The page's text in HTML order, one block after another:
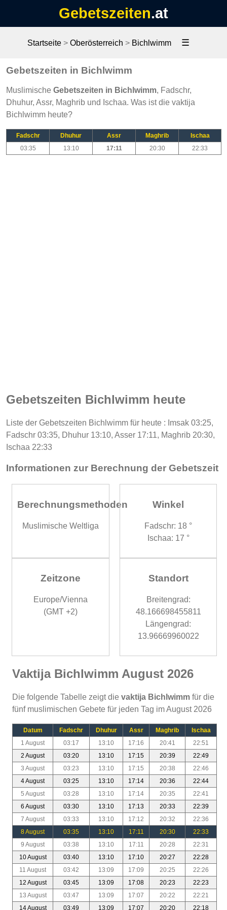
Gebetszeiten.at
Startseite > Oberösterreich > Bichlwimm ☰
Gebetszeiten in Bichlwimm
Muslimische Gebetszeiten in Bichlwimm, Fadschr,
Dhuhur, Assr, Maghrib und Ischaa. Was ist die vaktija
Bichlwimm heute?
Fadschr Dhuhur Assr Maghrib
Ischaa
03:35
13:10 17:11 20:30 22:33
Gebetszeiten Bichlwimm heute
Liste der Gebetszeiten Bichlwimm für heute : Imsak 03:25,
Fadschr 03:35, Dhuhur 13:10, Asser 17:11, Maghrib 20:30,
Ischaa 22:33
Informationen zur Berechnung der Gebetszeit
Berechnungsmethoden
Muslimische Weltliga
Winkel
Fadschr: 18 °
Ischaa: 17 °
Zeitzone
Europe/Vienna
(GMT +2)
Standort
Breitengrad:
48.166698455811
Längengrad:
13.96669960022
Vaktija Bichlwimm August 2026
Die folgende Tabelle zeigt die vaktija Bichlwimm für die
fünf muslimischen Gebete für jeden Tag im August 2026
Datum Fadschr Dhuhur Assr Maghrib
Ischaa
1 August
03:17 13:10 17:16 20:41
22:51
2 August
03:20 13:10 17:15 20:39
22:49
3 August
03:23 13:10 17:15 20:38
22:46
4 August
03:25 13:10 17:14 20:36
22:44
5 August
03:28 13:10 17:14 20:35
22:41
6 August
03:30 13:10 17:13 20:33
22:39
7 August
03:33 13:10 17:12 20:32
22:36
8 August
03:35 13:10 17:11 20:30
22:33
9 August
03:38 13:10 17:11 20:28
22:31
10 August
03:40 13:10 17:10 20:27
22:28
11 August
03:42 13:09 17:09 20:25
22:26
12 August
03:45 13:09 17:08 20:23
22:23
13 August
03:47 13:09 17:07 20:22
22:21
14 August
03:49 13:09 17:07 20:20 22:18